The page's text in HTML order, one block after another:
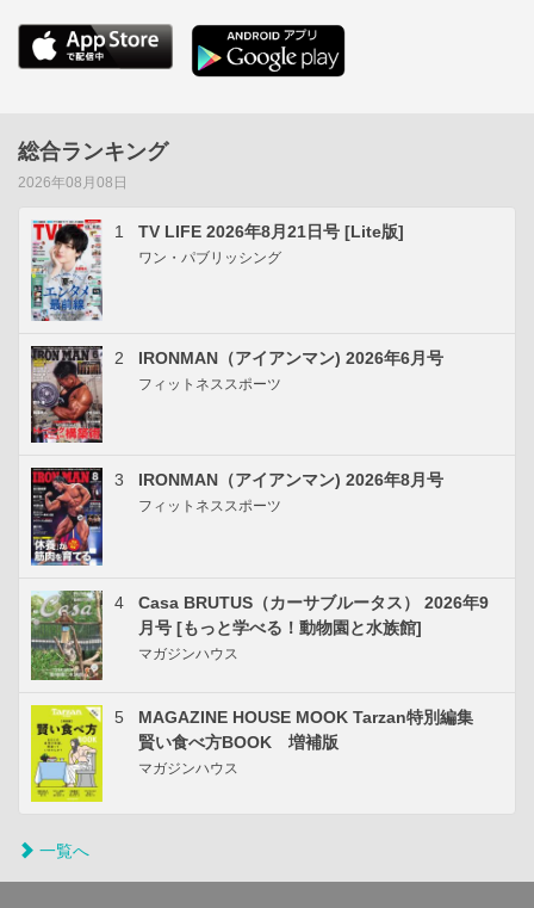
総合ランキング
2026年08月08日
1 TV LIFE 2026年8月21日号 [Lite版]
ワン・パブリッシング
2 IRONMAN（アイアンマン) 2026年6月号
フィットネススポーツ
3 IRONMAN（アイアンマン) 2026年8月号
フィットネススポーツ
4
Casa BRUTUS（カーサブルータス） 2026年9
月号 [もっと学べる！動物園と水族館]
マガジンハウス
5
MAGAZINE HOUSE MOOK Tarzan特別編集
賢い食べ方BOOK 増補版
マガジンハウス
一覧へ